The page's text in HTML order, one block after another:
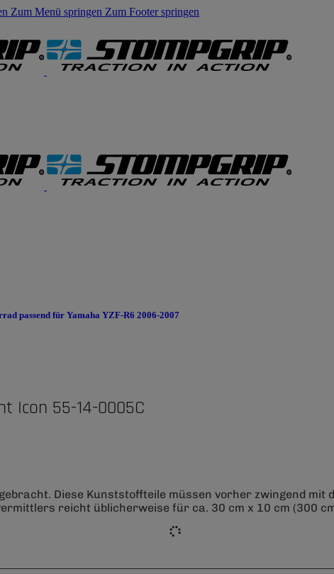
Zum Menü springen Zum Footer springen
passend für Yamaha YZF-R6 2006-2007
Icon 55-14-0005C
Diese Kunststoffteile müssen vorher zwingend
reicht üblicherweise für ca. 30 cm x 10 cm (300